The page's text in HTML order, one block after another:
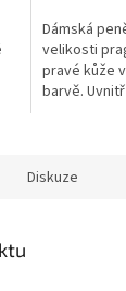
Dámská
velikosti
pravé kůže
barvě.
Diskuze